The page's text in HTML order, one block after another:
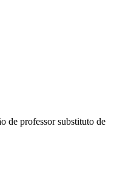
de professor substituto de